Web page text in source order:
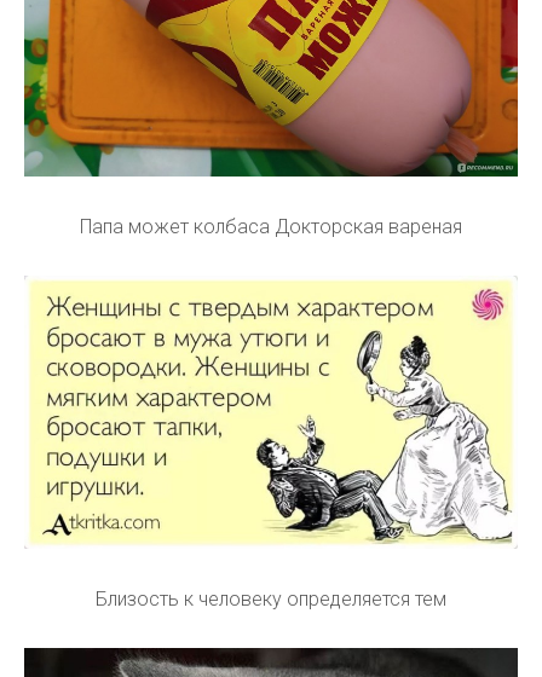
Папа может колбаса Докторская вареная
Близость к человеку определяется тем